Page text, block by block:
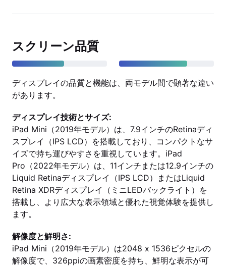
スクリーン品質
ディスプレイの品質と機能は、両モデル間で顕著な違い
があります。
ディスプレイ技術とサイズ:
iPad Mini（2019年モデル）は、7.9インチのRetinaディ
スプレイ（IPS LCD）を搭載しており、コンパクトなサ
イズで持ち運びやすさを重視しています。iPad
Pro（2022年モデル）は、11インチまたは12.9インチの
Liquid Retinaディスプレイ（IPS LCD）またはLiquid
Retina XDRディスプレイ（ミニLEDバックライト）を
搭載し、より広大な表示領域と優れた視覚体験を提供し
ます。
解像度と鮮明さ:
iPad Mini（2019年モデル）は2048 x 1536ピクセルの
解像度で、326ppiの画素密度を持ち、鮮明な表示が可